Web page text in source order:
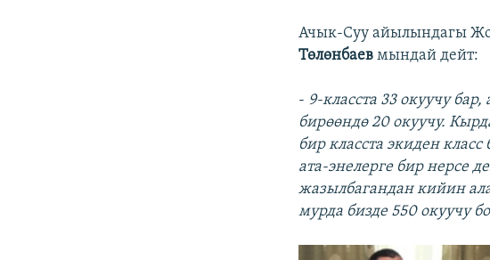
Ачык-Суу айылындагы
Төлөнбаевмындай дейт:
- 9-класста 33 окуучу
бирөөндө 20 окуучу.
бир класста экиден
ата-энелерге бир нерсе
жазылбагандан кийин
мурда бизде 550 окуучу